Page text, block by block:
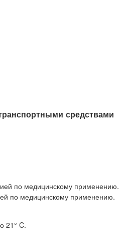
средствами
по медицинскому применению.
по медицинскому применению.
21° C.